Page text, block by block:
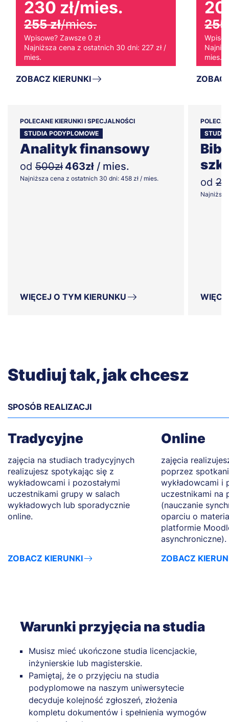
230 zł/mies.
255 zł/mies.
Wpisowe? Zawsze 0 zł
Najniższa cena z ostatnich 30 dni: 227 zł /
mies.
ZOBACZ KIERUNKI
255
mies.
POLECANE KIERUNKI I SPECJALNOŚCI
STUDIA PODYPLOMOWE
Analityk finansowy
od 500zł 463zł / mies.
Najniższa cena z ostatnich 30 dni: 458 zł / mies.
WIĘCEJ O TYM KIERUNKU
STUDIA
od
Studiuj tak, jak chcesz
SPOSÓB REALIZACJI
Tradycyjne
zajęcia na studiach tradycyjnych
realizujesz spotykając się z
wykładowcami i pozostałymi
uczestnikami grupy w salach
wykładowych lub sporadycznie
online.
ZOBACZ KIERUNKI
Online
zajęcia
poprzez
wykładowcami i
uczestnikami na
(nauczanie
oparciu o
platformie
asynchroniczne).
ZOBACZ
Warunki przyjęcia na studia
Musisz mieć ukończone studia licencjackie,
inżynierskie lub magisterskie.
Pamiętaj, że o przyjęciu na studia
podyplomowe na naszym uniwersytecie
decyduje kolejność zgłoszeń, złożenia
kompletu dokumentów i spełnienia wymogów